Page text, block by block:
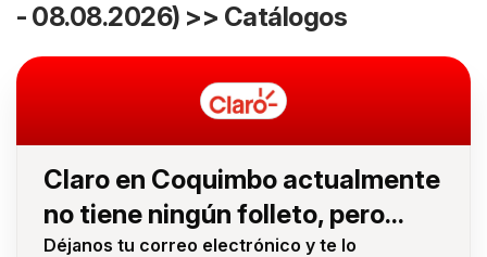
- 08.08.2026) >> Catálogos
Claro en Coquimbo actualmente
no tiene ningún folleto, pero...
Déjanos tu correo electrónico y te lo